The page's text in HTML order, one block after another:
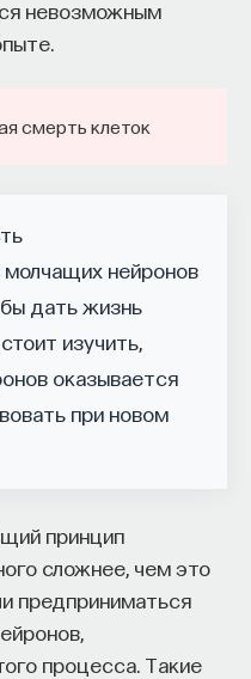
невозможным
смерть клеток
молчащих нейронов
дать жизнь
изучить,
оказывается
при новом
принцип
сложнее, чем это
предприниматься
процесса. Такие